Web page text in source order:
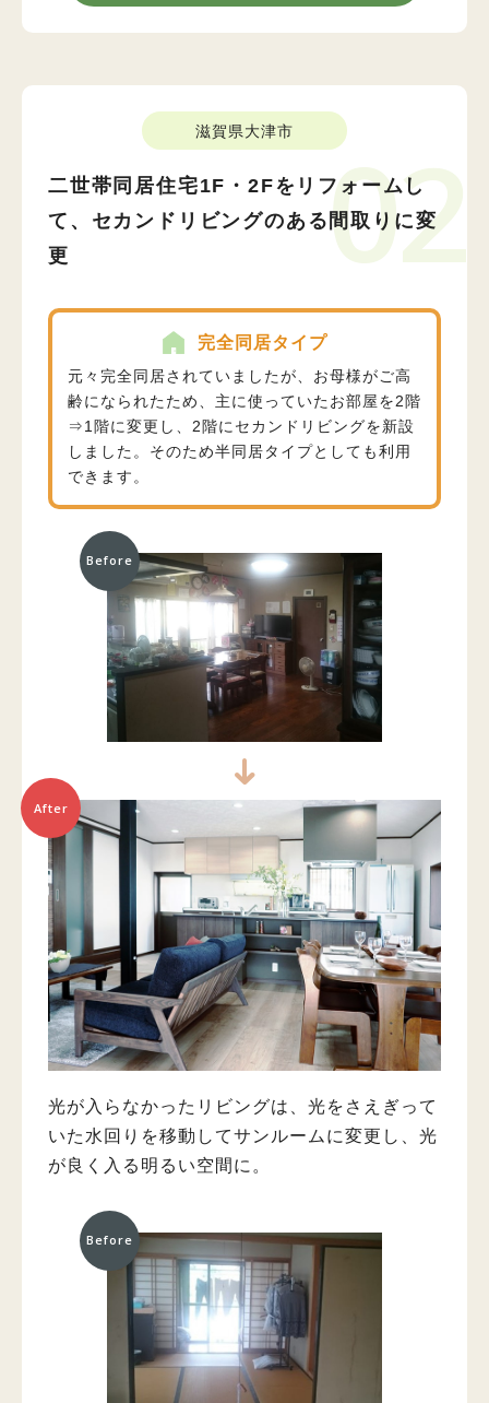
02
滋賀県大津市
二世帯同居住宅1F・2Fをリフォームし
て、セカンドリビングのある間取りに変
更
完全同居タイプ
元々完全同居されていましたが、お母様がご高
齢になられたため、主に使っていたお部屋を2階
⇒1階に変更し、2階にセカンドリビングを新設
しました。そのため半同居タイプとしても利用
できます。
Before
After
光が入らなかったリビングは、光をさえぎって
いた水回りを移動してサンルームに変更し、光
が良く入る明るい空間に。
Before